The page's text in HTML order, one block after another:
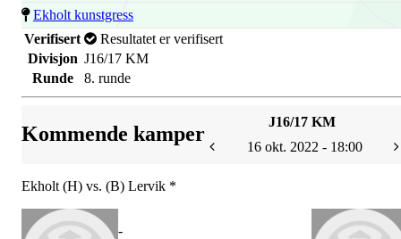
Ekholt kunstgress
Verifisert
Resultatet er verifisert
Divisjon J16/17 KM
Runde
8. runde
Kommende kamper
J16/17 KM
16 okt. 2022 - 18:00
Ekholt (H) vs. (B) Lervik *
-